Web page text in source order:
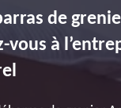
de
vous à